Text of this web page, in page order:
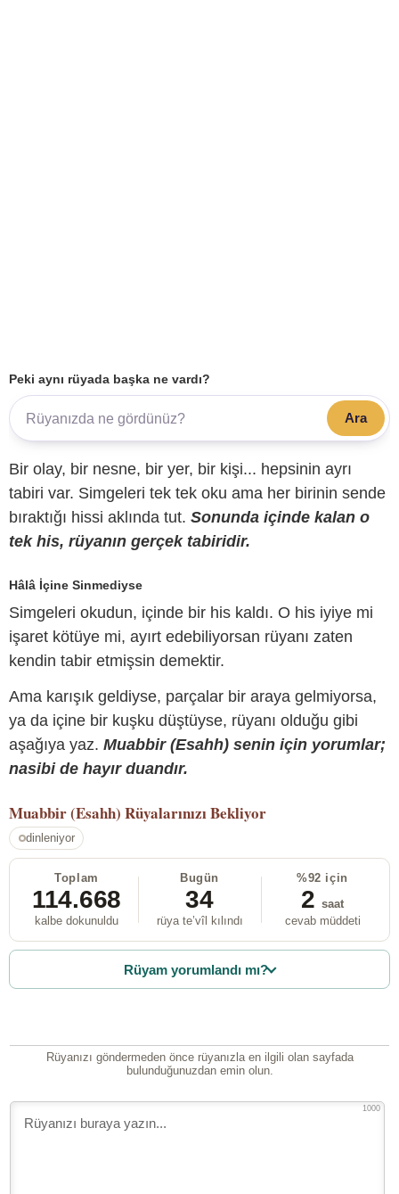
Peki aynı rüyada başka ne vardı?
Ara
Bir olay, bir nesne, bir yer, bir kişi... hepsinin ayrı
tabiri var. Simgeleri tek tek oku ama her birinin sende
bıraktığı hissi aklında tut. Sonunda içinde kalan o
tek his, rüyanın gerçek tabiridir.
Hâlâ İçine Sinmediyse
Simgeleri okudun, içinde bir his kaldı. O his iyiye mi
işaret kötüye mi, ayırt edebiliyorsan rüyanı zaten
kendin tabir etmişsin demektir.
Ama karışık geldiyse, parçalar bir araya gelmiyorsa,
ya da içine bir kuşku düştüyse, rüyanı olduğu gibi
aşağıya yaz. Muabbir (Esahh) senin için yorumlar;
nasibi de hayır duandır.
Muabbir (Esahh) Rüyalarınızı Bekliyor
dinleniyor
Toplam
114.668
kalbe dokunuldu
Bugün
34
rüya te’vîl kılındı
%92 için
2 saat
cevab müddeti
Rüyam yorumlandı mı?
Rüyanızı göndermeden önce rüyanızla en ilgili olan sayfada
bulunduğunuzdan emin olun.
1000